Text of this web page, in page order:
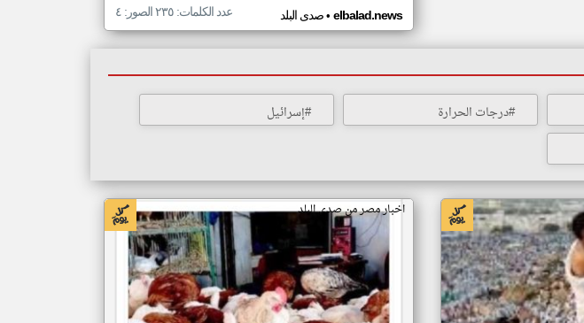
صدى البلد• elbalad.news عدد الكلمات: ٢٣٥ الصور: ٤
#درجات الحرارة
#إسرائيل
اخبار مصر من صدى البلد